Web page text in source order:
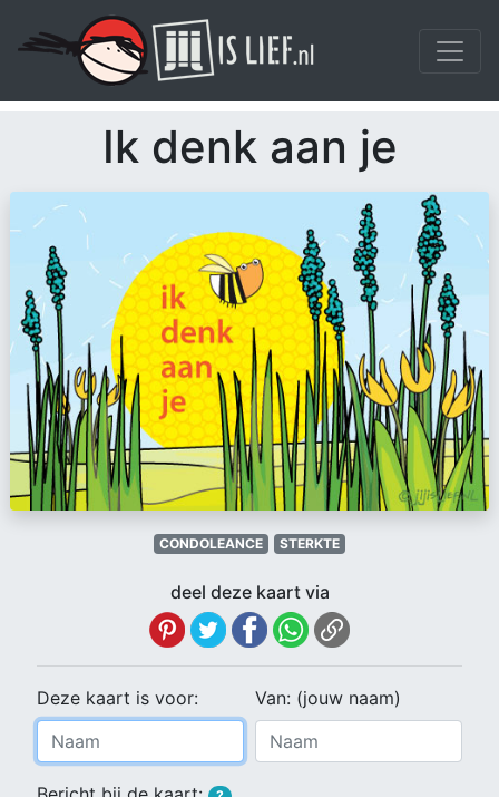
Ik denk aan je
CONDOLEANCE STERKTE
deel deze kaart via
Deze kaart is voor: Van: (jouw naam)